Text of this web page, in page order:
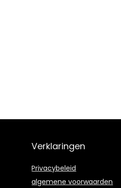
Verklaringen
Privacybeleid
algemene voorwaarden